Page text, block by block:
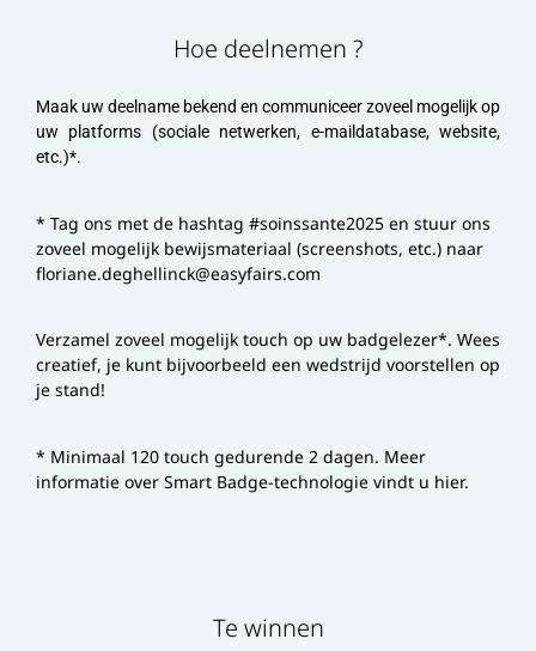
Hoe deelnemen ?
Maak uw deelname bekend en communiceer zoveel mogelijk op
uw platforms (sociale netwerken, e-maildatabase, website,
etc.)*.
* Tag ons met de hashtag #soinssante2025 en stuur ons
zoveel mogelijk bewijsmateriaal (screenshots, etc.) naar
floriane.deghellinck@easyfairs.com
Verzamel zoveel mogelijk touch op uw badgelezer*. Wees
creatief, je kunt bijvoorbeeld een wedstrijd voorstellen op
je stand!
* Minimaal 120 touch gedurende 2 dagen. Meer
informatie over Smart Badge-technologie vindt u hier.
Te winnen